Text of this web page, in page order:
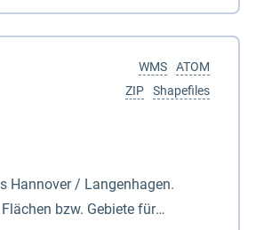
Hohnstorf (Elbe) im Westen
umfasst Teile der Landkreise
ATOM
WMS
Shapefiles
ZIP
Hannover / Langenhagen.
bzw. Gebiete für